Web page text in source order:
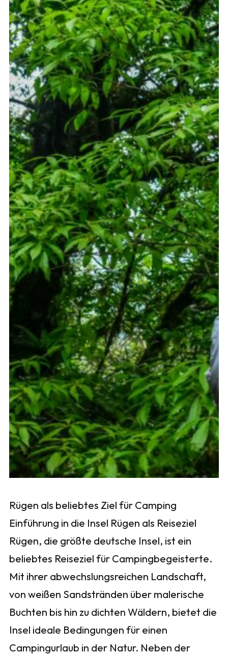
Rügen als beliebtes Ziel für Camping
Einführung in die Insel Rügen als Reiseziel
Rügen, die größte deutsche Insel, ist ein
beliebtes Reiseziel für Campingbegeisterte.
Mit ihrer abwechslungsreichen Landschaft,
von weißen Sandstränden über malerische
Buchten bis hin zu dichten Wäldern, bietet die
Insel ideale Bedingungen für einen
Campingurlaub in der Natur. Neben der